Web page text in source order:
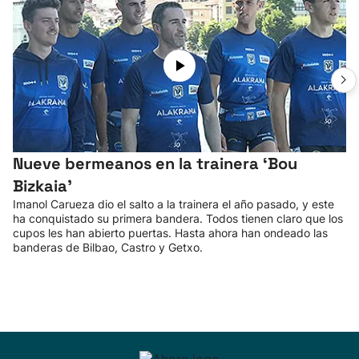
Nueve bermeanos en la trainera ‘Bou
Bizkaia'
Imanol Carueza dio el salto a la trainera el año pasado, y este
ha conquistado su primera bandera. Todos tienen claro que los
cupos les han abierto puertas. Hasta ahora han ondeado las
banderas de Bilbao, Castro y Getxo.